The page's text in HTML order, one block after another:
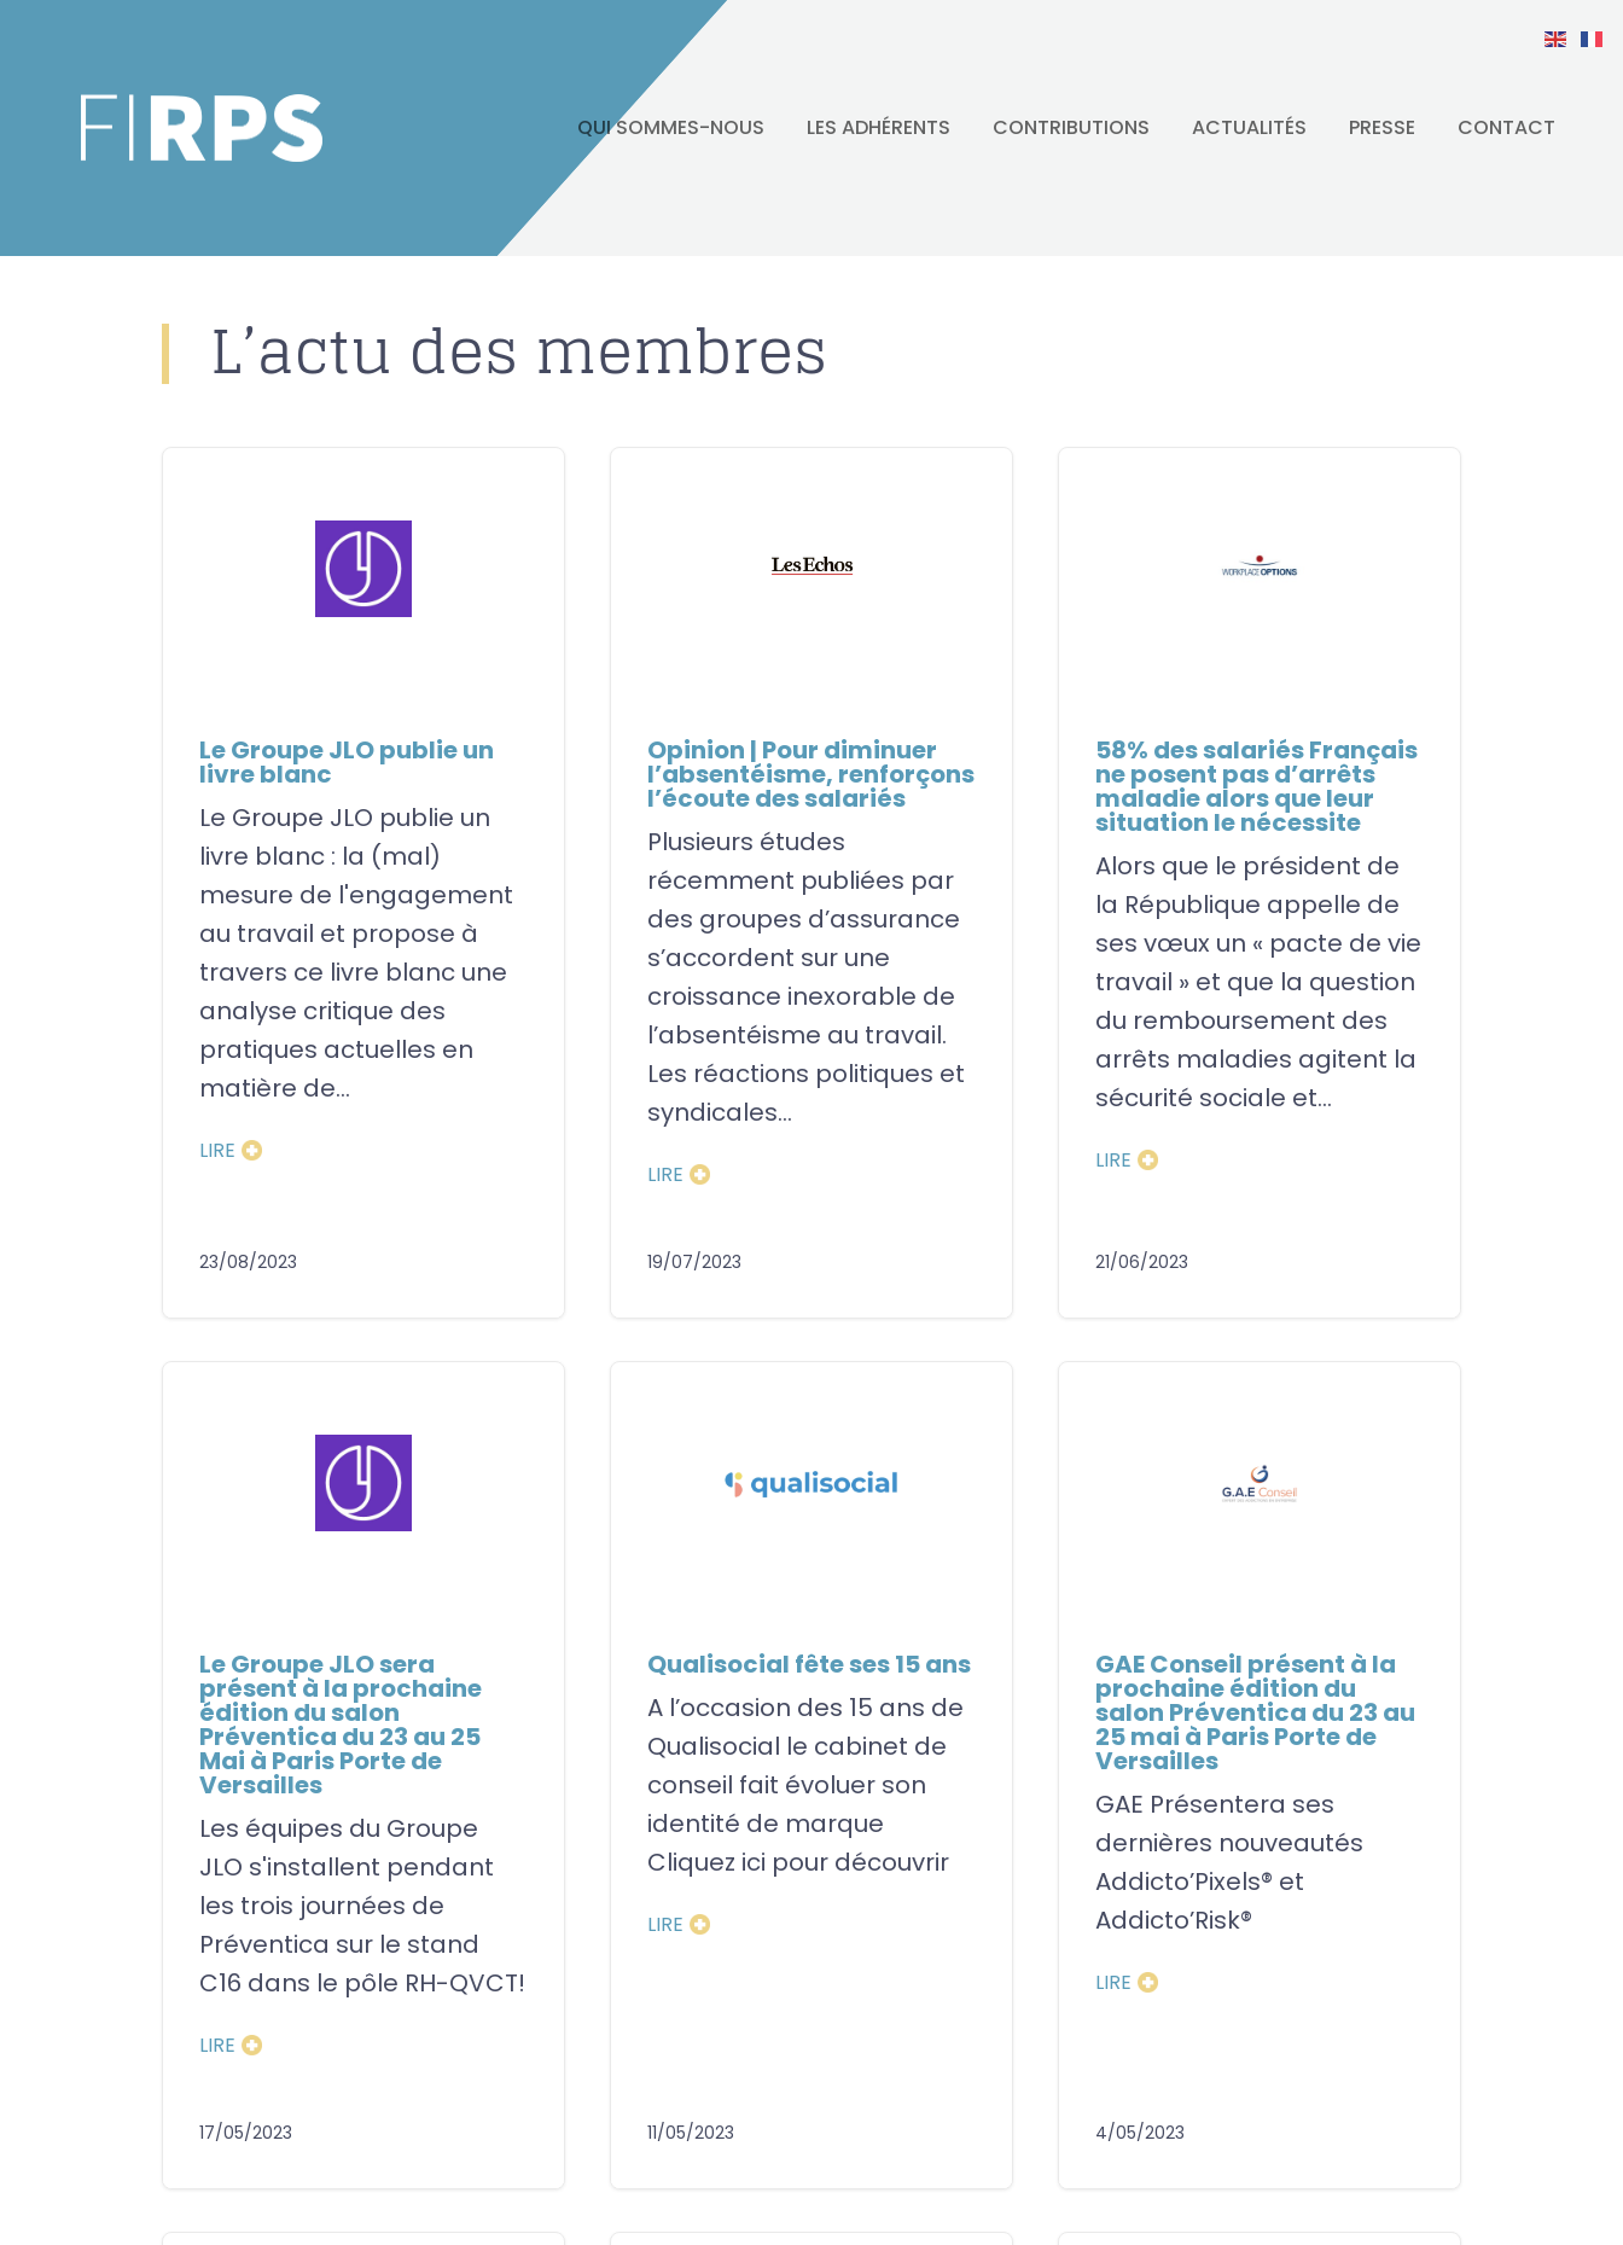
QUI SOMMES-NOUS LES ADHÉRENTS CONTRIBUTIONS ACTUALITÉS PRESSE CONTACT
L’actu des membres
Le Groupe JLO publie un
livre blanc
Le Groupe JLO publie un
livre blanc : la (mal)
mesure de l'engagement
au travail et propose à
travers ce livre blanc une
analyse critique des
pratiques actuelles en
matière de...
LIRE
23/08/2023
Opinion | Pour diminuer
l’absentéisme, renforçons
l’écoute des salariés
Plusieurs études
récemment publiées par
des groupes d’assurance
s’accordent sur une
croissance inexorable de
l’absentéisme au travail.
Les réactions politiques et
syndicales...
LIRE
19/07/2023
58% des salariés Français
ne posent pas d’arrêts
maladie alors que leur
situation le nécessite
Alors que le président de
la République appelle de
ses vœux un « pacte de vie
travail » et que la question
du remboursement des
arrêts maladies agitent la
sécurité sociale et...
LIRE
21/06/2023
Le Groupe JLO sera
présent à la prochaine
édition du salon
Préventica du 23 au 25
Mai à Paris Porte de
Versailles
Les équipes du Groupe
JLO s'installent pendant
les trois journées de
Préventica sur le stand
C16 dans le pôle RH-QVCT!
LIRE
17/05/2023
Qualisocial fête ses 15 ans
A l’occasion des 15 ans de
Qualisocial le cabinet de
conseil fait évoluer son
identité de marque
Cliquez ici pour découvrir
LIRE
11/05/2023
GAE Conseil présent à la
prochaine édition du
salon Préventica du 23 au
25 mai à Paris Porte de
Versailles
GAE Présentera ses
dernières nouveautés
Addicto’Pixels® et
Addicto’Risk®
LIRE
4/05/2023